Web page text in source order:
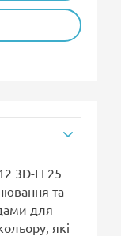
3D-LL25
та
для
які